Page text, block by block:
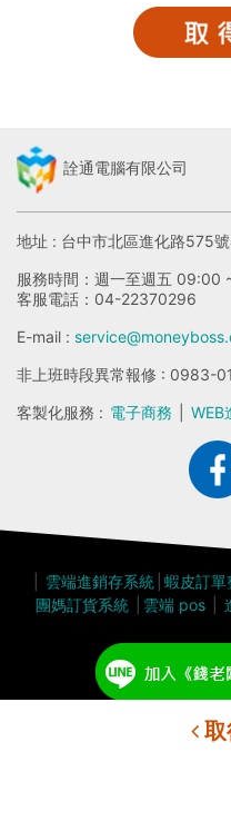
詮通電腦有限公司
地址 : 台中市北區進化路575
服務時間：週一至週五
客服電話：04-22370296
E-mail :
非上班時段異常報修 : 0983-
客製化服務 : 電子商務 WEB
雲端進銷存系統 蝦皮訂單
團媽訂貨系統
雲端 pos
© 2018 錢老闆雲端平台